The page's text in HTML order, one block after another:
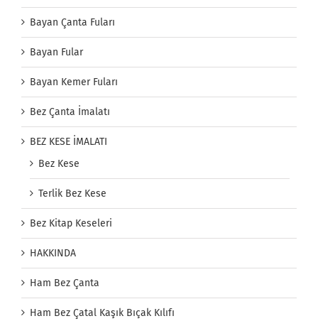
Bayan Çanta Fuları
Bayan Fular
Bayan Kemer Fuları
Bez Çanta İmalatı
BEZ KESE İMALATI
Bez Kese
Terlik Bez Kese
Bez Kitap Keseleri
HAKKINDA
Ham Bez Çanta
Ham Bez Çatal Kaşık Bıçak Kılıfı